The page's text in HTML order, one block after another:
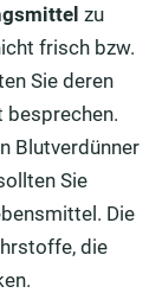
zu
frisch bzw.
Sie deren
besprechen.
Blutverdünner
Sie
Die
die